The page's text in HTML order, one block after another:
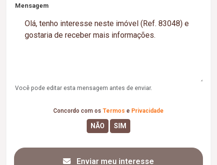
Mensagem
Você pode editar esta mensagem antes de enviar.
Concordo com os Termos e Privacidade
Enviar meu interesse